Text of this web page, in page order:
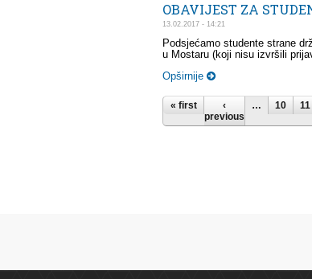
OBAVIJEST ZA
13.02.2017 - 14:21
Podsjećamo studente strane
u Mostaru (koji nisu izvršili
Opširnije
Pages
« first
‹
previous
… 10 11